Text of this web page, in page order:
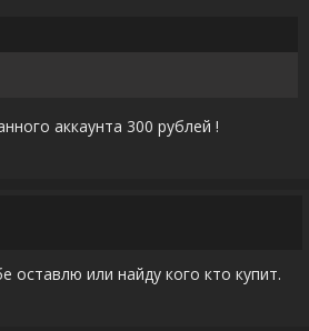
аккаунта 300 рублей !
оставлю или найду кого кто купит.